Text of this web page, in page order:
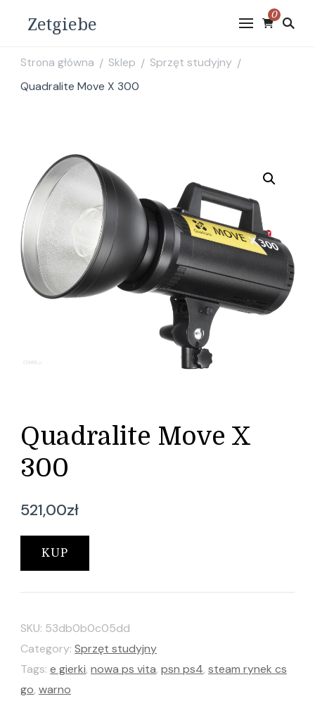
Zetgiebe 0
Strona główna / Sklep / Sprzęt studyjny /
Quadralite Move X 300
Quadralite Move X
300
521,00zł
KUP
SKU: 53db0b0c05dd
Category: Sprzęt studyjny
Tags: e gierki, nowa ps vita, psn ps4, steam rynek cs
go, warno